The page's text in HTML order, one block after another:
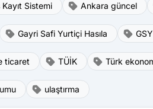
Sistemi Ankara güncel
Gayri Safi Yurtiçi Hasıla
ticaret TÜİK Türk
ulaştırma